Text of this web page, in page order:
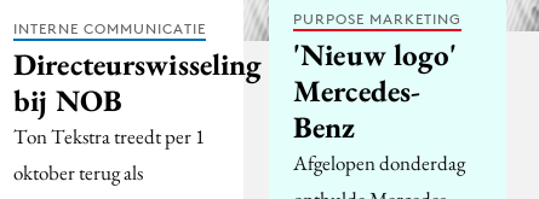
INTERNE COMMUNICATIE
Directeurswisseling
bij NOB
Ton Tekstra treedt per 1
oktober terug als
PURPOSE MARKETING
'Nieuw logo'
Mercedes-
Benz
Afgelopen donderdag